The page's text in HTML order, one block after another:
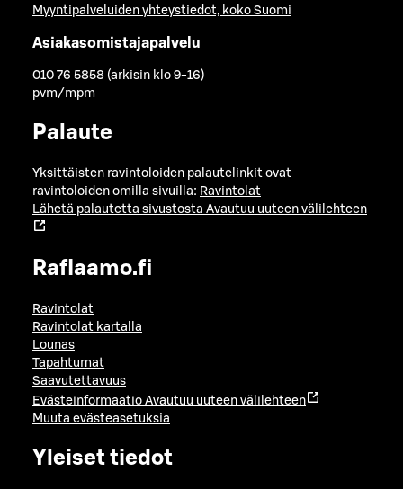
Myyntipalveluiden yhteystiedot, koko Suomi
Asiakasomistajapalvelu
010 76 5858 (arkisin klo 9-16)
pvm/mpm
Palaute
Yksittäisten ravintoloiden palautelinkit ovat
ravintoloiden omilla sivuilla: Ravintolat
Lähetä palautetta sivustosta Avautuu uuteen välilehteen
Raflaamo.fi
Ravintolat
Ravintolat kartalla
Lounas
Tapahtumat
Saavutettavuus
Evästeinformaatio Avautuu uuteen välilehteen
Muuta evästeasetuksia
Yleiset tiedot